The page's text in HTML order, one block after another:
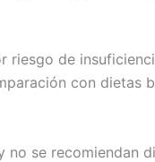
riesgo de
con dietas
se recomiendan